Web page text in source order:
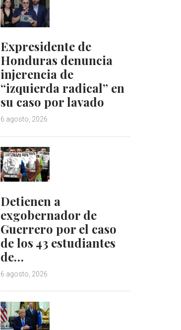
Expresidente de
Honduras denuncia
injerencia de
“izquierda radical” en
su caso por lavado
6 agosto, 2026
Detienen a
exgobernador de
Guerrero por el caso
de los 43 estudiantes
de…
6 agosto, 2026